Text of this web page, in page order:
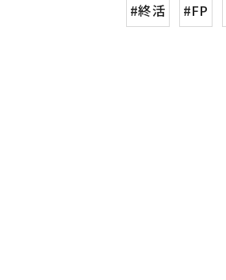
#終活 #FP